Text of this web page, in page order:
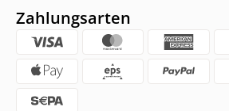
Zahlungsarten